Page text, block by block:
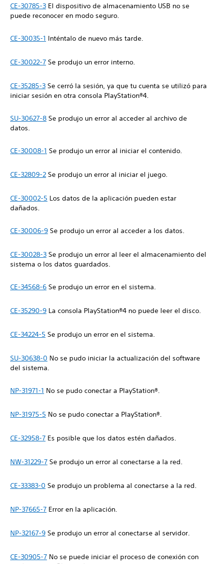
CE-30785-3 El dispositivo de almacenamiento USB no se
puede reconocer en modo seguro.
CE-30035-1 Inténtalo de nuevo más tarde.
CE-30022-7 Se produjo un error interno.
CE-35285-3 Se cerró la sesión, ya que tu cuenta se utilizó para
iniciar sesión en otra consola PlayStation®4.
SU-30627-8 Se produjo un error al acceder al archivo de
datos.
CE-30008-1 Se produjo un error al iniciar el contenido.
CE-32809-2 Se produjo un error al iniciar el juego.
CE-30002-5 Los datos de la aplicación pueden estar
dañados.
CE-30006-9 Se produjo un error al acceder a los datos.
CE-30028-3 Se produjo un error al leer el almacenamiento del
sistema o los datos guardados.
CE-34568-6 Se produjo un error en el sistema.
CE-35290-9 La consola PlayStation®4 no puede leer el disco.
CE-34224-5 Se produjo un error en el sistema.
SU-30638-0 No se pudo iniciar la actualización del software
del sistema.
NP-31971-1 No se pudo conectar a PlayStation®.
NP-31975-5 No se pudo conectar a PlayStation®.
CE-32958-7 Es posible que los datos estén dañados.
NW-31229-7 Se produjo un error al conectarse a la red.
CE-33383-0 Se produjo un problema al conectarse a la red.
NP-37665-7 Error en la aplicación.
NP-32167-9 Se produjo un error al conectarse al servidor.
CE-30905-7 No se puede iniciar el proceso de conexión con